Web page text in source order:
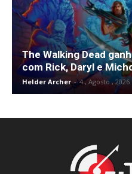
The Walking Dead
com Rick, Daryl e
Helder Archer - 4 , Agosto , 2026